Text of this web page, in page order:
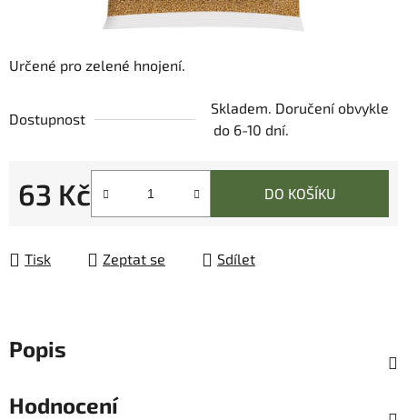
Určené pro zelené hnojení.
Dostupnost
Skladem. Doručení obvykle
do 6-10 dní.
63 Kč
Měrná cena:
DO KOŠÍKU
Tisk Zeptat se Sdílet
Popis
Hodnocení